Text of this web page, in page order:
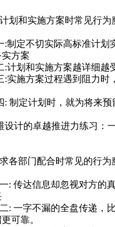
划和实施方案时常见行为
:制定不切实际高标准计划
方案
:计划和实施方案越详细越
:实施方案过程遇到阻力时
: 制定计划时，就为将来
设计的卓越推进力练习：
各部门配合时常见的行为
: 传达信息却忽视对方的
: 一字不漏的全盘传递，
可靠。